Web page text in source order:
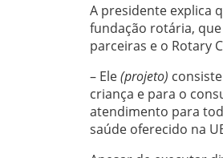
A presidente explica
fundação rotária,
parceiras e o Rotary
– Ele(projeto)
criança e para o
atendimento para
saúde oferecido na